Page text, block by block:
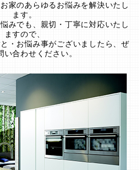
家のあらゆるお悩みを解決いたし
ます。
みでも、親切・丁寧に対応いたし
ますので、
・お悩み事がございましたら、ぜ
い合わせください。